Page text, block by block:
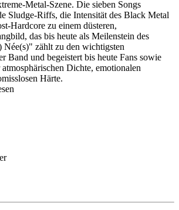
Metal-Szene. Die sieben Songs
Sludge-Riffs, die Intensität des Black Metal
Hardcore zu einem düsteren,
das bis heute als Meilenstein des
zählt zu den wichtigsten
Band und begeistert bis heute Fans sowie
Dichte, emotionalen
Härte.